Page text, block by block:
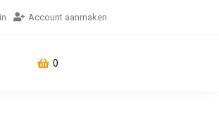
Account aanmaken
0